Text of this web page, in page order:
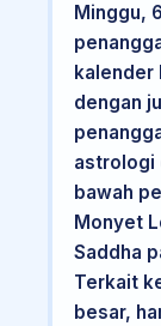
Minggu,
kalender
dengan
astrologi
bawah
Monyet
Saddha
Terkait
besar,